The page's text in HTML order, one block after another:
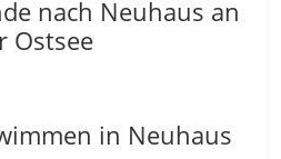
nach Neuhaus an
Ostsee
in Neuhaus